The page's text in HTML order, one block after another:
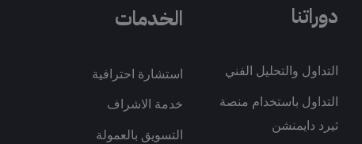
دوراتنا
التداول والتحليل الفني
التداول باستخدام منصة
ثيرد دايمنشن
الخدمات
استشارة احترافية
خدمة الاشراف
التسويق بالعمولة